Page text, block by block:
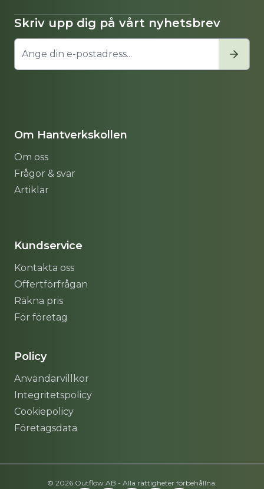
Skriv upp dig på vårt nyhetsbrev
Om Hantverkskollen
Om oss
Frågor & svar
Artiklar
Kundservice
Kontakta oss
Offertförfrågan
Räkna pris
För företag
Policy
Användarvillkor
Integritetspolicy
Cookiepolicy
Företagsdata
© 2026 Outflow AB - Alla rättigheter förbehållna.